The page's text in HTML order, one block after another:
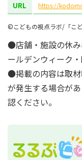
URL https://
©こどもの視点ラボ/「こ
●店舗・施設の休
ールデンウィーク
●掲載の内容は取材
が発生する場合が
認ください。